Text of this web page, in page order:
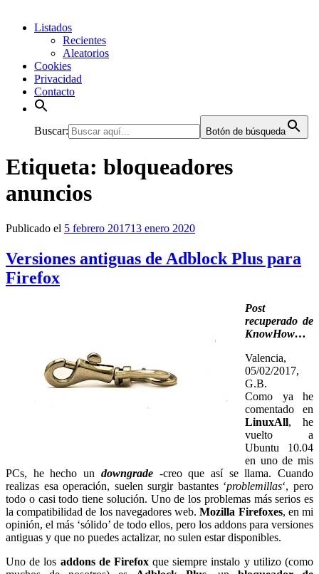
Listados
Recientes
Aleatorios
Cookies
Privacidad
Contacto
Buscar: Botón de búsqueda
Etiqueta: bloqueadores
anuncios
Publicado el 5 febrero 201713 enero 2020
Versiones antiguas de Adblock Plus para
Firefox
Post
recuperado de
KnowHow…
Valencia,
05/02/2017,
G.B.
Como ya he
comentado en
LinuxAll, he
vuelto a
Ubuntu 10.04
en uno de mis
PCs, he hecho un downgrade-creo que así se llama. Cuando
realizas esa operación, suelen surgir bastantes ‘problemillas‘, pero
todo o casi todo tiene solución. Uno de los problemas más serios es
la compatibilidad de los navegadores web.Mozilla Firefoxes, en mi
opinión, el más ‘sólido’ de todo ellos, pero los addons para versiones
antiguas y que no puedes actalizar, no sulen estar disponibles.
Uno de los addons de Firefoxque siempre instalo y utilizo (como